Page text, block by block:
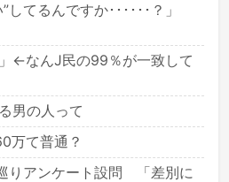
してるんですか･･････？」
←なんJ民の99％が一致して
男の人って
万て普通？
りアンケート設問 「差別に